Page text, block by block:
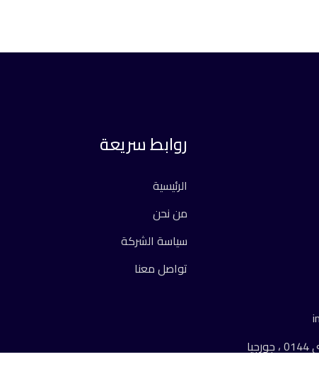
روابط سريعة
الرئيسية
من نحن
سياسة الشركة
تواصل معنا